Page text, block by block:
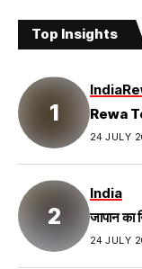
Top Insights
India
Rewa
24 JULY
India
जापान का
24 JULY